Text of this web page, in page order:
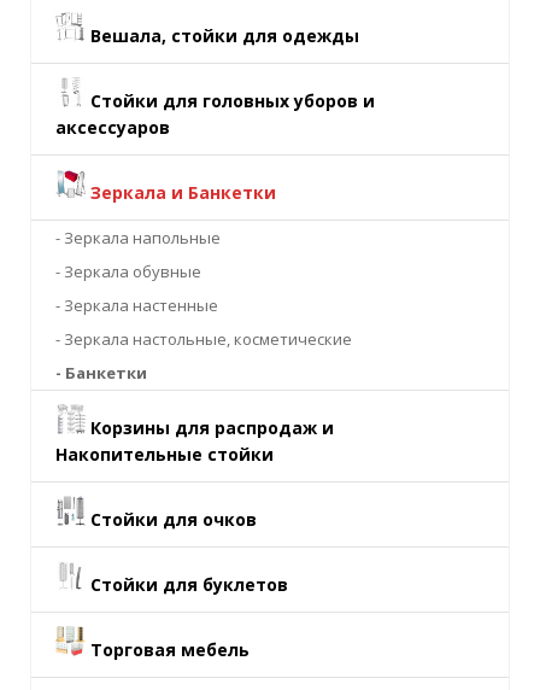
Вешала, стойки для одежды
Стойки для головных уборов и
аксессуаров
Зеркала и Банкетки
- Зеркала напольные
- Зеркала обувные
- Зеркала настенные
- Зеркала настольные, косметические
- Банкетки
Корзины для распродаж и
Накопительные стойки
Стойки для очков
Стойки для буклетов
Торговая мебель